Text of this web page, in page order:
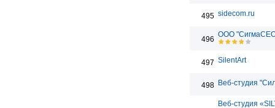
495 sidecom.ru
496
ООО
497 SilentArt
498 Веб-студия
Веб-студия